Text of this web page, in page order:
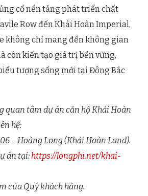
cố nền tảng phát triển chất
Row đến Khải Hoàn Imperial,
không chỉ mang đến không gian
còn kiến tạo giá trị bền vững,
tượng sống mới tại Đông Bắc
quan tâm dự án căn hộ Khải Hoàn
hệ:
– Hoàng Long (Khải Hoàn Land).
án tại: https://longphi.net/khai-
của Quý khách hàng.